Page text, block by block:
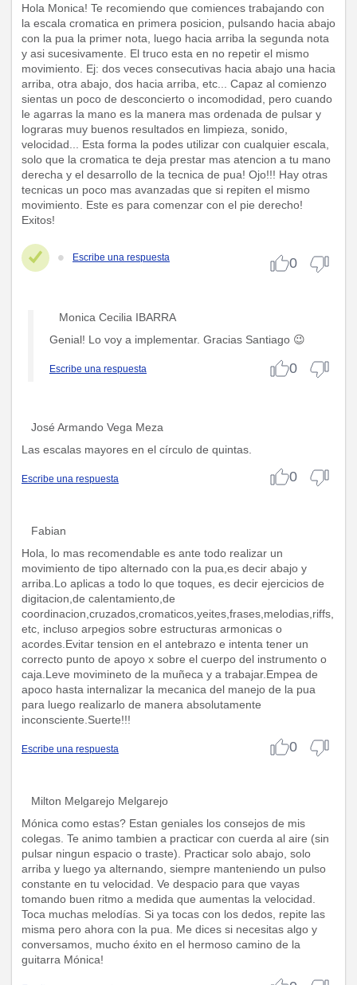
Hola Monica! Te recomiendo que comiences trabajando con
la escala cromatica en primera posicion, pulsando hacia abajo
con la pua la primer nota, luego hacia arriba la segunda nota
y asi sucesivamente. El truco esta en no repetir el mismo
movimiento. Ej: dos veces consecutivas hacia abajo una hacia
arriba, otra abajo, dos hacia arriba, etc... Capaz al comienzo
sientas un poco de desconcierto o incomodidad, pero cuando
le agarras la mano es la manera mas ordenada de pulsar y
lograras muy buenos resultados en limpieza, sonido,
velocidad... Esta forma la podes utilizar con cualquier escala,
solo que la cromatica te deja prestar mas atencion a tu mano
derecha y el desarrollo de la tecnica de pua! Ojo!!! Hay otras
tecnicas un poco mas avanzadas que si repiten el mismo
movimiento. Este es para comenzar con el pie derecho!
Exitos!
Escribe una respuesta 0
Monica Cecilia IBARRA
Genial! Lo voy a implementar. Gracias Santiago 😉
Escribe una respuesta 0
José Armando Vega Meza
Las escalas mayores en el círculo de quintas.
Escribe una respuesta 0
Fabian
Hola, lo mas recomendable es ante todo realizar un
movimiento de tipo alternado con la pua,es decir abajo y
arriba.Lo aplicas a todo lo que toques, es decir ejercicios de
digitacion,de calentamiento,de
coordinacion,cruzados,cromaticos,yeites,frases,melodias,riffs,
etc, incluso arpegios sobre estructuras armonicas o
acordes.Evitar tension en el antebrazo e intenta tener un
correcto punto de apoyo x sobre el cuerpo del instrumento o
caja.Leve movimineto de la muñeca y a trabajar.Empea de
apoco hasta internalizar la mecanica del manejo de la pua
para luego realizarlo de manera absolutamente
inconsciente.Suerte!!!
Escribe una respuesta 0
Milton Melgarejo Melgarejo
Mónica como estas? Estan geniales los consejos de mis
colegas. Te animo tambien a practicar con cuerda al aire (sin
pulsar ningun espacio o traste). Practicar solo abajo, solo
arriba y luego ya alternando, siempre manteniendo un pulso
constante en tu velocidad. Ve despacio para que vayas
tomando buen ritmo a medida que aumentas la velocidad.
Toca muchas melodías. Si ya tocas con los dedos, repite las
misma pero ahora con la pua. Me dices si necesitas algo y
conversamos, mucho éxito en el hermoso camino de la
guitarra Mónica!